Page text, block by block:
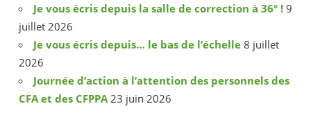
Je vous écris depuis la salle de correction à 36° ! 9
juillet 2026
Je vous écris depuis… le bas de l’échelle 8 juillet
2026
Journée d’action à l’attention des personnels des
CFA et des CFPPA 23 juin 2026